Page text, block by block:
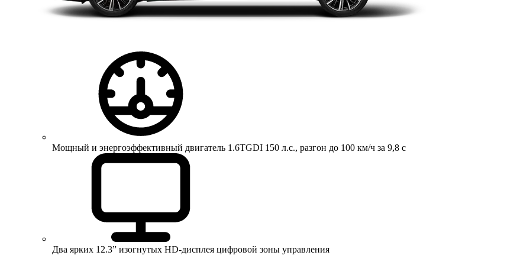
Мощный и энергоэффективный двигатель 1.6TGDI 150 л.с., разгон до 100 км/ч за 9,8 с
Два ярких 12.3” изогнутых HD-дисплея цифровой зоны управления